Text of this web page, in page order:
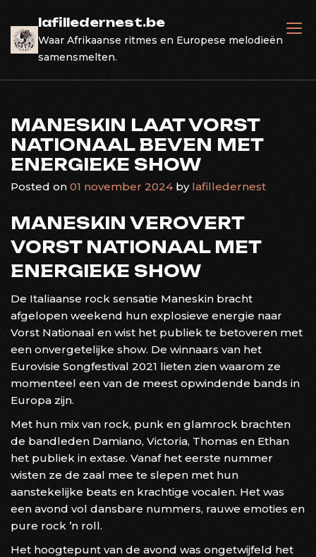
content
lafilledernest.be
Waar Afrikaanse ritmes en Europese melodieën
samensmelten.
MANESKIN LAAT VORST
NATIONAAL BEVEN MET
ENERGIEKE SHOW
Posted on 01 november 2024by lafilledernest
MANESKIN VEROVERT
VORST NATIONAAL MET
ENERGIEKE SHOW
De Italiaanse rock sensatie Maneskin bracht
afgelopen weekend hun explosieve energie naar
Vorst Nationaal en wist het publiek te betoveren met
een onvergetelijke show. De winnaars van het
Eurovisie Songfestival 2021 lieten zien waarom ze
momenteel een van de meest opwindende bands in
Europa zijn.
Met hun mix van rock, punk en glamrock brachten
de bandleden Damiano, Victoria, Thomas en Ethan
het publiek in extase. Vanaf het eerste nummer
wisten ze de zaal mee te slepen met hun
aanstekelijke beats en krachtige vocalen. Het was
een avond vol dansbare nummers, rauwe emoties en
pure rock ’n roll.
Het hoogtepunt van de avond was ongetwijfeld het